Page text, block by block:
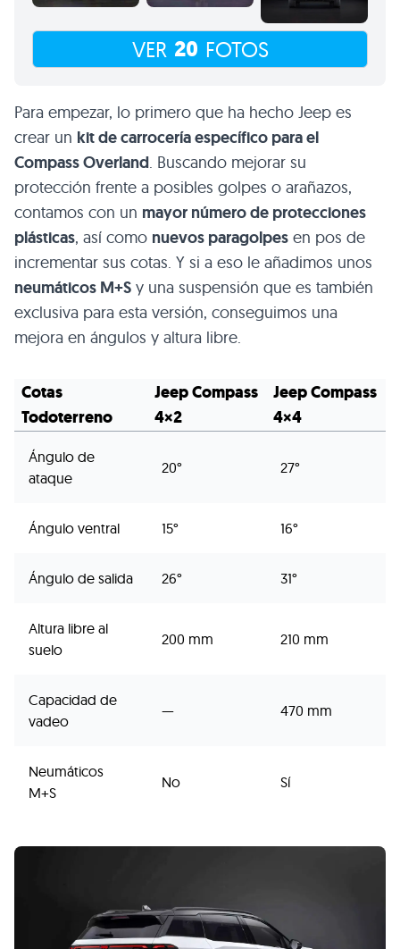
VER 20 FOTOS
Para empezar, lo primero que ha hecho Jeep es
crear un kit de carrocería específico para el
Compass Overland. Buscando mejorar su
protección frente a posibles golpes o arañazos,
contamos con un mayor número de protecciones
plásticas, así como nuevos paragolpes en pos de
incrementar sus cotas. Y si a eso le añadimos unos
neumáticos M+S y una suspensión que es también
exclusiva para esta versión, conseguimos una
mejora en ángulos y altura libre.
Cotas
Todoterreno
Jeep Compass
4×2
Jeep Compass
4×4
Ángulo de
ataque
20° 27°
Ángulo ventral 15° 16°
Ángulo de salida 26° 31°
Altura libre al
suelo
200 mm 210 mm
Capacidad de
vadeo
— 470 mm
Neumáticos
M+S
No Sí